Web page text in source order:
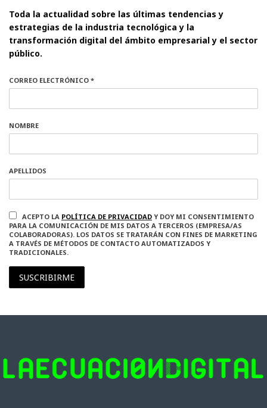
Toda la actualidad sobre las últimas tendencias y
estrategias de la industria tecnológica y la
transformación digital del ámbito empresarial y el sector
público.
CORREO ELECTRÓNICO *
NOMBRE
APELLIDOS
ACEPTO LA POLÍTICA DE PRIVACIDAD Y DOY MI CONSENTIMIENTO
PARA LA COMUNICACIÓN DE MIS DATOS A TERCEROS (EMPRESA/AS
COLABORADORAS). LOS DATOS SE TRATARÁN CON FINES DE MARKETING
A TRAVÉS DE MÉTODOS DE CONTACTO AUTOMATIZADOS Y
TRADICIONALES.
SUSCRIBIRME